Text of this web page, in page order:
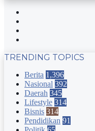
TRENDING TOPICS
Berita 1,396
Nasional 392
Daerah 345
Lifestyle 314
Bisnis 314
Pendidikan 91